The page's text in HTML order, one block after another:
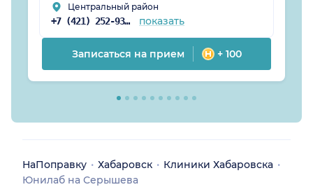
Центральный район
+7 (421) 252-93-16 показать
Записаться на прием + 100
НаПоправку Хабаровск
Клиники Хабаровска
Юнилаб на Серышева